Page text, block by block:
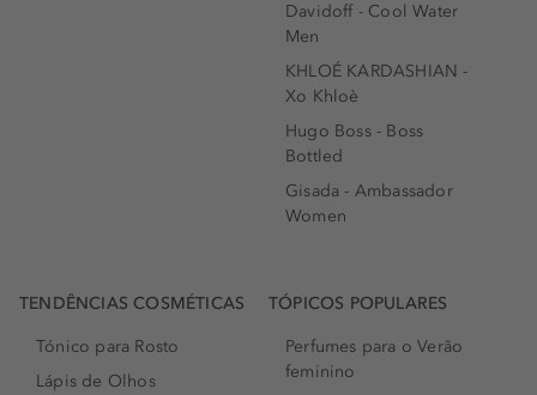
Davidoff - Cool Water
Men
KHLOÉ KARDASHIAN -
Xo Khloè
Hugo Boss - Boss
Bottled
Gisada - Ambassador
Women
TENDÊNCIAS COSMÉTICAS
Tónico para Rosto
Lápis de Olhos
TÓPICOS POPULARES
Perfumes para o Verão
feminino